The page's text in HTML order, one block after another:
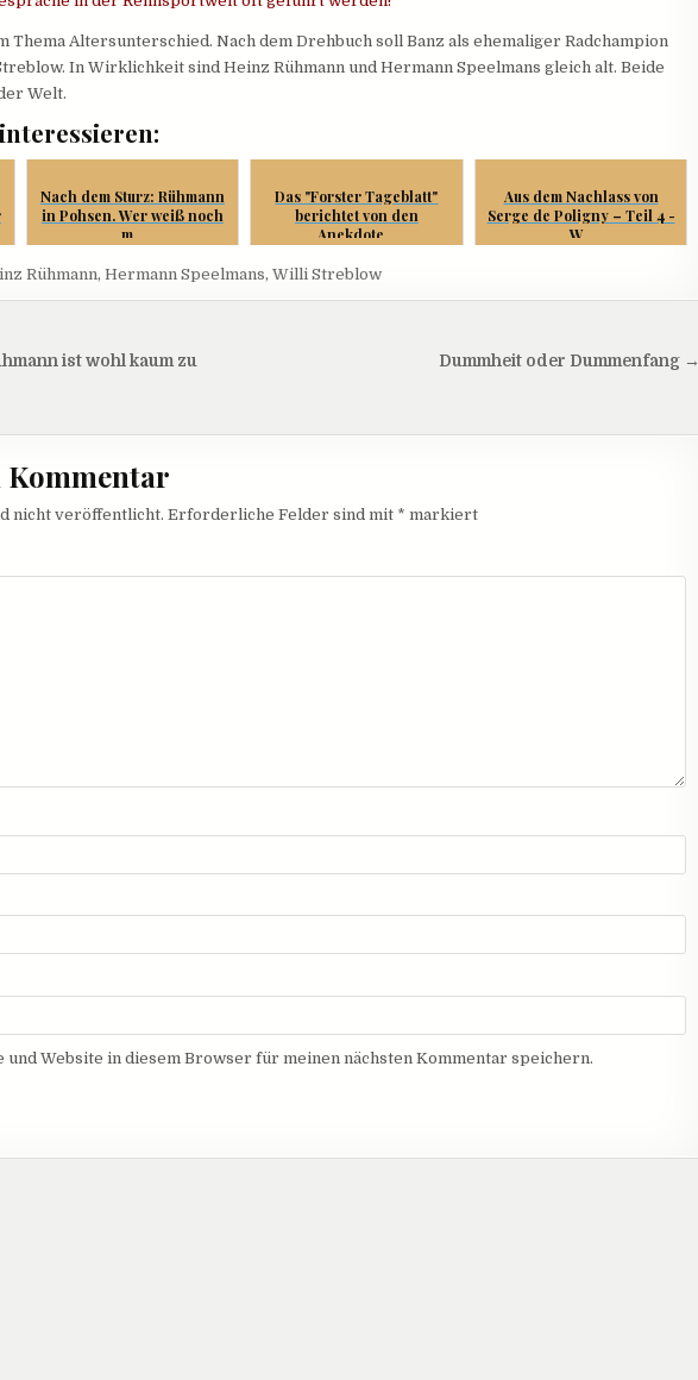
Thema Altersunterschied. Nach dem Drehbuch soll Banz als ehemaliger Radchampion
In Wirklichkeit sind Heinz Rühmann und Hermann Speelmans gleich alt. Beide
Welt.
Nach dem Sturz: Rühmann
in Pohsen. Wer weiß noch
m...
Das "Forster Tageblatt"
berichtet von den
Anekdote...
Aus dem Nachlass von
Serge de Poligny – Teil 4 -
W...
Rühmann, Hermann Speelmans, Willi Streblow
Dummheit oder Dummenfang →
ist wohl kaum zu
Kommentar
nicht veröffentlicht. Erforderliche Felder sind mit * markiert
und Website in diesem Browser für meinen nächsten Kommentar speichern.